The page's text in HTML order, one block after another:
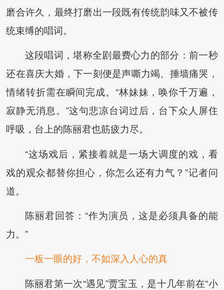
磨合许久，最终打磨出一段既有传统韵味又不被传
统束缚的唱词。
这段唱词，堪称全剧最费心力的部分：前一秒
还在喜庆大婚，下一刻便是声嘶力竭、捶墙痛哭，
情绪转折需在瞬间完成。“林妹妹，唤你千万遍，
寂静无消息。”这句悲凉台词过后，台下众人屏住
呼吸，台上的陈丽君也筋疲力尽。
“这场戏后，紧接着就是一场大调度的戏，看
戏的观众都替你担心，你怎么还有力气？”记者问
道。
陈丽君回答：“作为演员，这是必须具备的能
力。”
一板一眼的好，不如深入人心的真
陈丽君第一次“遇见”贾宝玉，是十几年前在“小